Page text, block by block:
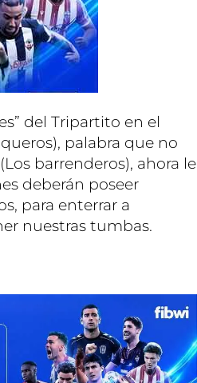
del Tripartito en el
palabra que no
barrenderos), ahora le
deberán poseer
para enterrar a
nuestras tumbas.